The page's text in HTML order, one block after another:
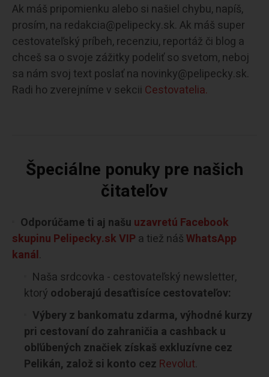
Ak máš pripomienku alebo si našiel chybu, napíš,
prosím, na redakcia@pelipecky.sk. Ak máš super
cestovateľský príbeh, recenziu, reportáž či blog a
chceš sa o svoje zážitky podeliť so svetom, neboj
sa nám svoj text poslať na novinky@pelipecky.sk.
Radi ho zverejníme v sekcii Cestovatelia.
Špeciálne ponuky pre našich
čitateľov
Odporúčame ti aj našu uzavretú Facebook
skupinu Pelipecky.sk VIP a tiež nášWhatsApp
kanál.
Naša srdcovka - cestovateľský newsletter,
ktorý odoberajú desaťtisíce cestovateľov:
Výbery z bankomatu zdarma, výhodné kurzy
pri cestovaní do zahraničia a cashback u
obľúbených značiek získaš exkluzívne cez
Pelikán, založ si konto cez Revolut.